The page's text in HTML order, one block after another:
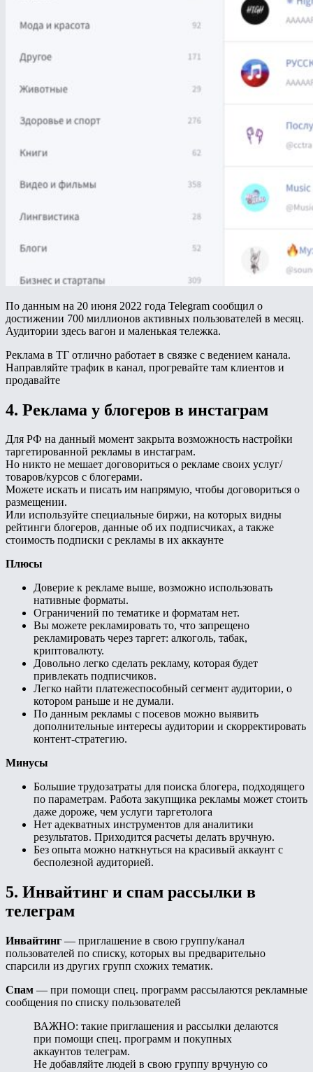
По данным на 20 июня 2022 года Telegram сообщил о
достижении 700 миллионов активных пользователей в месяц.
Аудитории здесь вагон и маленькая тележка.
Реклама в ТГ отлично работает в связке с ведением канала.
Направляйте трафик в канал, прогревайте там клиентов и
продавайте
4. Реклама у блогеров в инстаграм
Для РФ на данный момент закрыта возможность настройки
таргетированной рекламы в инстаграм.
Но никто не мешает договориться о рекламе своих услуг/
товаров/курсов с блогерами.
Можете искать и писать им напрямую, чтобы договориться о
размещении.
Или используйте специальные биржи, на которых видны
рейтинги блогеров, данные об их подписчиках, а также
стоимость подписки с рекламы в их аккаунте
Плюсы
Доверие к рекламе выше, возможно использовать
нативные форматы.
Ограничений по тематике и форматам нет.
Вы можете рекламировать то, что запрещено
рекламировать через таргет: алкоголь, табак,
криптовалюту.
Довольно легко сделать рекламу, которая будет
привлекать подписчиков.
Легко найти платежеспособный сегмент аудитории, о
котором раньше и не думали.
По данным рекламы с посевов можно выявить
дополнительные интересы аудитории и скорректировать
контент-стратегию.
Минусы
Большие трудозатраты для поиска блогера, подходящего
по параметрам. Работа закупщика рекламы может стоить
даже дороже, чем услуги таргетолога
Нет адекватных инструментов для аналитики
результатов. Приходится расчеты делать вручную.
Без опыта можно наткнуться на красивый аккаунт с
бесполезной аудиторией.
5. Инвайтинг и спам рассылки в
телеграм
Инвайтинг — приглашение в свою группу/канал
пользователей по списку, которых вы предварительно
спарсили из других групп схожих тематик.
Спам — при помощи спец. программ рассылаются рекламные
сообщения по списку пользователей
ВАЖНО: такие приглашения и рассылки делаются
при помощи спец. программ и покупных
аккаунтов телеграм.
Не добавляйте людей в свою группу врчуную со